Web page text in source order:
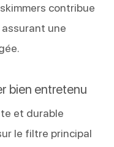
contribue
une
bien entretenu
et durable
le filtre principal